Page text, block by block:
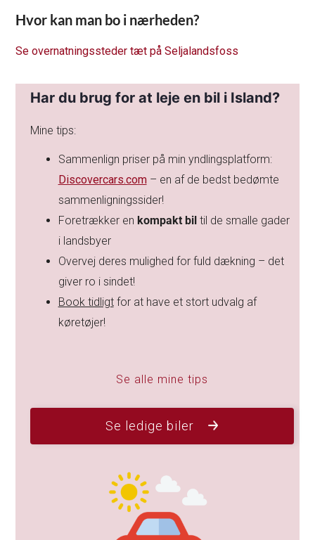
Hvor kan man bo i nærheden?
Se overnatningssteder tæt på Seljalandsfoss
Har du brug for at leje en bil i Island?
Mine tips:
Sammenlign priser på min yndlingsplatform:
Discovercars.com – en af de bedst bedømte
sammenligningssider!
Foretrækker en kompakt bil til de smalle gader
i landsbyer
Overvej deres mulighed for fuld dækning – det
giver ro i sindet!
Book tidligtfor at have et stort udvalg af
køretøjer!
Se alle mine tips
Se ledige biler